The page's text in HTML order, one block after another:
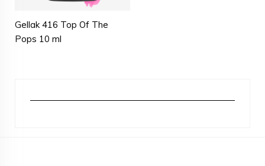
Gellak 416 Top Of The
Pops 10 ml